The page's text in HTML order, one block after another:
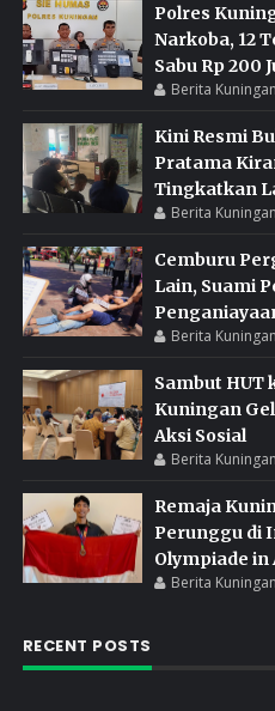
Polres
Narkoba, 12
Sabu Rp 200
Berita Kuningan
Kini Resmi
Pratama
Tingkatkan
Berita Kuningan
Cemburu
Lain, Suami
Berita Kuningan
Sambut HUT
Kuningan
Aksi Sosial
Berita Kuningan
Remaja
Perunggu di
Olympiade in
Berita Kuningan
RECENT POSTS